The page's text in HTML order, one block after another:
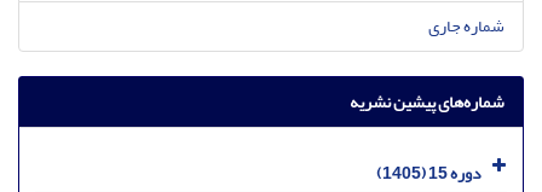
شماره جاری
شماره‌های پیشین نشریه
دوره 15 (1405)